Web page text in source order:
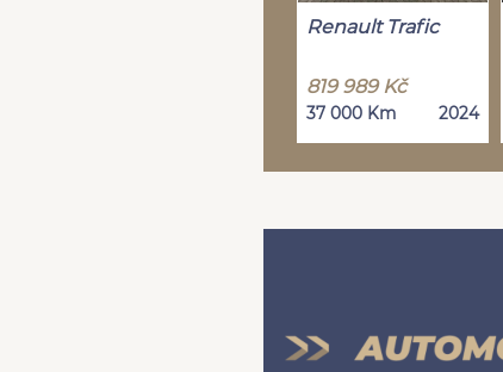
Renault Trafic
819 989 Kč
37 000 Km 2024